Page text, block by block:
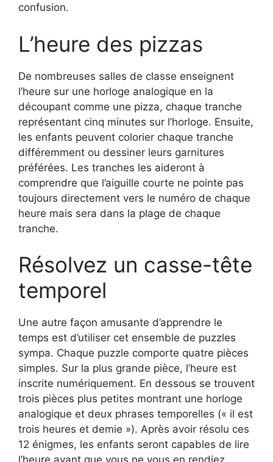
confusion.
L’heure des pizzas
De nombreuses salles de classe enseignent
l’heure sur une horloge analogique en la
découpant comme une pizza, chaque tranche
représentant cinq minutes sur l’horloge. Ensuite,
les enfants peuvent colorier chaque tranche
différemment ou dessiner leurs garnitures
préférées. Les tranches les aideront à
comprendre que l’aiguille courte ne pointe pas
toujours directement vers le numéro de chaque
heure mais sera dans la plage de chaque
tranche.
Résolvez un casse-tête
temporel
Une autre façon amusante d’apprendre le
temps est d’utiliser cet ensemble de puzzles
sympa. Chaque puzzle comporte quatre pièces
simples. Sur la plus grande pièce, l’heure est
inscrite numériquement. En dessous se trouvent
trois pièces plus petites montrant une horloge
analogique et deux phrases temporelles (« il est
trois heures et demie »). Après avoir résolu ces
12 énigmes, les enfants seront capables de lire